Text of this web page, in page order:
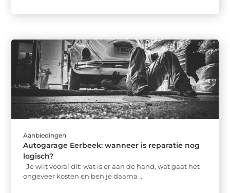
Aanbiedingen
Autogarage Eerbeek: wanneer is reparatie nog
logisch?
Je wilt vooral dit: wat is er aan de hand, wat gaat het
ongeveer kosten en ben je daarna ...